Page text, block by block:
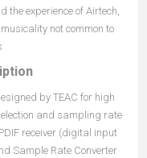
experience of Airtech,
not common to
by TEAC for high
and sampling rate
receiver (digital input
Sample Rate Converter